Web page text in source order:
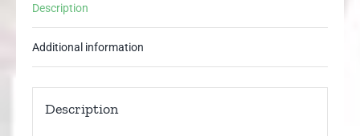
quantity
Description
Additional information
Description